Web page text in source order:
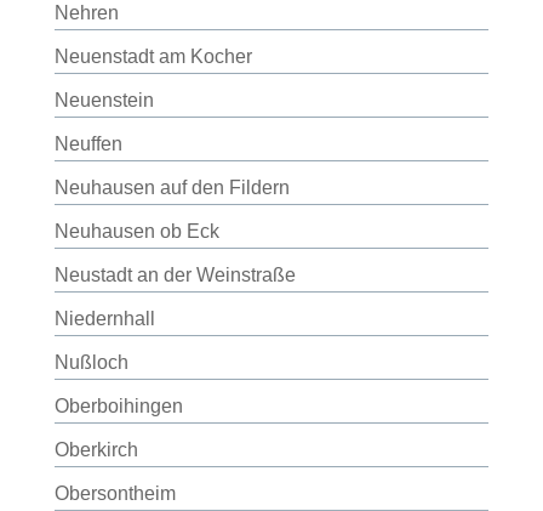
Nehren
Neuenstadt am Kocher
Neuenstein
Neuffen
Neuhausen auf den Fildern
Neuhausen ob Eck
Neustadt an der Weinstraße
Niedernhall
Nußloch
Oberboihingen
Oberkirch
Obersontheim